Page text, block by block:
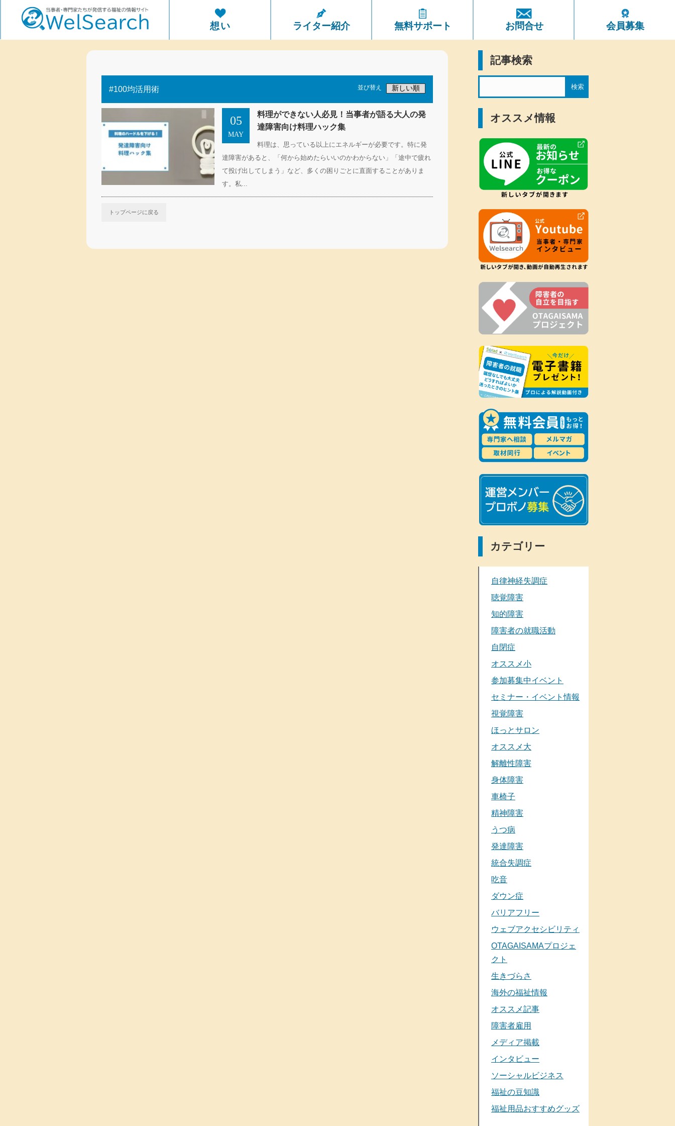
想い ライター紹介 無料サポート お問合せ 会員募集
#100均活用術 並び替え
MAY
05
料理ができない人必見！当事者が語る大人の発
達障害向け料理ハック集
料理は、思っている以上にエネルギーが必要です。特に発
達障害があると、「何から始めたらいいのかわからない」「途中で疲れ
て投げ出してしまう」など、多くの困りごとに直面することがありま
す。私...
トップページに戻る
記事検索
オススメ情報
カテゴリー
自律神経失調症
聴覚障害
知的障害
障害者の就職活動
自閉症
オススメ小
参加募集中イベント
セミナー・イベント情報
視覚障害
ほっとサロン
オススメ大
解離性障害
身体障害
車椅子
精神障害
うつ病
発達障害
統合失調症
吃音
ダウン症
バリアフリー
ウェブアクセシビリティ
OTAGAISAMAプロジェ
クト
生きづらさ
海外の福祉情報
オススメ記事
障害者雇用
メディア掲載
インタビュー
ソーシャルビジネス
福祉の豆知識
福祉用品おすすめグッズ